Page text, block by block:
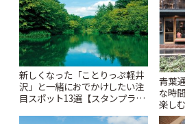
新しくなった「ことりっぷ軽井
沢」と一緒におでかけしたい注
目スポット13選【スタンプラリ
青葉
な時
楽し
とり